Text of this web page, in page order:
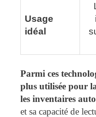
Usage
idéal
Parmi ces
plus utilisée pour
les inventaires
et sa capacité de